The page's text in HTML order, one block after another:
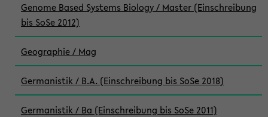
Genome Based Systems Biology / Master (Einschreibung
bis SoSe 2012)
Geographie / Mag
Germanistik / B.A. (Einschreibung bis SoSe 2018)
Germanistik / Ba (Einschreibung bis SoSe 2011)